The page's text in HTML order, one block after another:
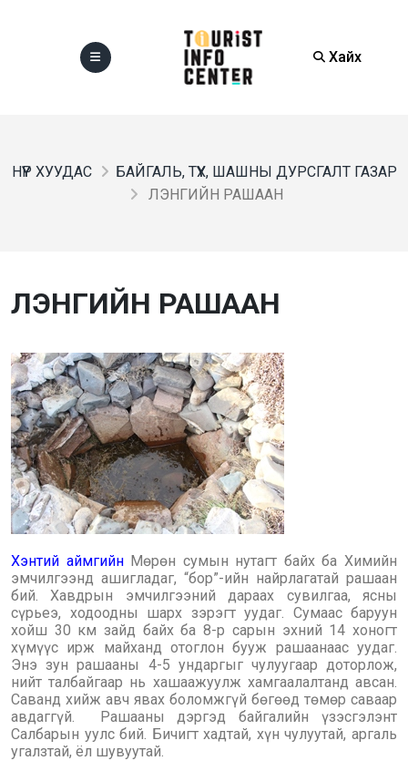
Хайх
НҮҮР ХУУДАС
БАЙГАЛЬ, ТҮҮХ, ШАШНЫ ДУРСГАЛТ ГАЗАР
ЛЭНГИЙН РАШААН
ЛЭНГИЙН РАШААН
Хэнтий аймгийнМөрөн сумын нутагт байх ба Химийн
эмчилгээнд ашигладаг, “бор”-ийн найрлагатай рашаан
бий. Хавдрын эмчилгээний дараах сувилгаа, ясны
сүрьеэ, ходоодны шарх зэрэгт уудаг. Сумаас баруун
хойш 30 км зайд байх ба 8-р сарын эхний 14 хоногт
хүмүүс ирж майханд отоглон бууж рашаанаас уудаг.
Энэ зун рашааны 4-5 ундаргыг чулуугаар доторлож,
нийт талбайгаар нь хашаажуулж хамгаалалтанд авсан.
Саванд хийж авч явах боломжгүй бөгөөд төмөр саваар
авдаггүй. Рашааны дэргэд байгалийн үзэсгэлэнт
Салбарын уулс бий. Бичигт хадтай, хүн чулуутай, аргаль
угалзтай, ёл шувуутай.